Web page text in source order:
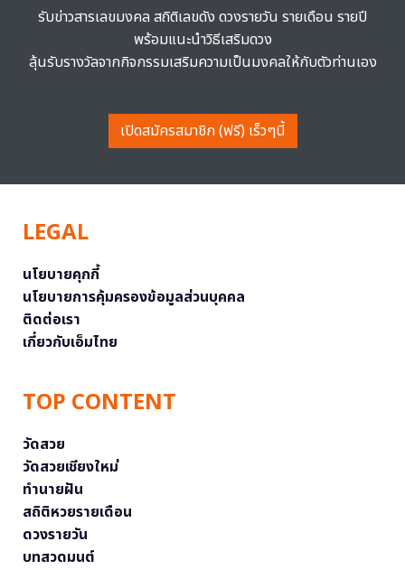
รับข่าวสารเลขมงคล สถิติเลขดัง ดวงรายวัน รายเดือน รายปี
พร้อมแนะนำวิธีเสริมดวง
ลุ้นรับรางวัลจากกิจกรรมเสริมความเป็นมงคลให้กับตัวท่านเอง
เปิดสมัครสมาชิก (ฟรี) เร็วๆนี้
LEGAL
นโยบายคุกกี้
นโยบายการคุ้มครองข้อมูลส่วนบุคคล
ติดต่อเรา
เกี่ยวกับเอ็มไทย
TOP CONTENT
วัดสวย
วัดสวยเชียงใหม่
ทำนายฝัน
สถิติหวยรายเดือน
ดวงรายวัน
บทสวดมนต์